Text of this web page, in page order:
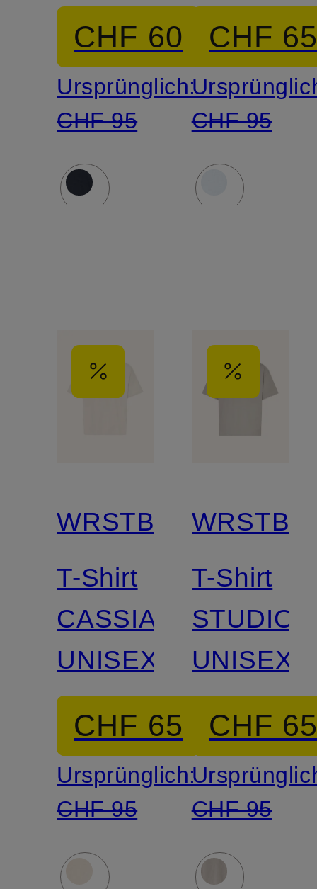
CHF 60
Ursprünglich:
CHF 95
CHF
CHF 95
WRSTBHVR
T-Shirt
CASSIAN
UNISEX
CHF 65
Ursprünglich:
CHF 95
T-Shirt
STUDIO
UNISEX
CHF
CHF 95